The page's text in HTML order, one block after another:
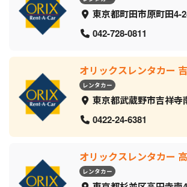
東京都町田市原町田4-
042-728-0811
オリックスレンタカー
レンタカー
東京都武蔵野市吉祥寺
0422-24-6381
オリックスレンタカー
レンタカー